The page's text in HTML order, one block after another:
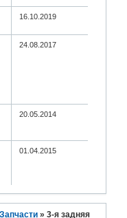
16.10.2019
24.08.2017
20.05.2014
01.04.2015
»3-я задняя